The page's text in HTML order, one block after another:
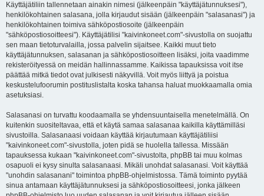
Käyttäjätiliin tallennetaan ainakin nimesi (jälkeenpäin "käyttäjätunnuksesi"),
henkilökohtainen salasana, jolla kirjaudut sisään (jälkeenpäin "salasanasi") ja
henkilökohtainen toimiva sähköpostiosoite (jälkeenpäin
"sähköpostiosoitteesi"). Käyttäjätilisi "kaivinkoneet.com"-sivustolla on suojattu
sen maan tietoturvalailla, jossa palvelin sijaitsee. Kaikki muut tieto
käyttäjätunnuksen, salasanan ja sähköpostiosoitteen lisäksi, joita vaadimme
rekisteröityessä on meidän hallinnassamme. Kaikissa tapauksissa voit itse
päättää mitkä tiedot ovat julkisesti näkyvillä. Voit myös liittyä ja poistua
keskustelufoorumin postituslistalta koska tahansa haluat muokkaamalla omia
asetuksiasi.
Salasanasi on turvattu koodaamalla se yhdensuuntaisella menetelmällä. On
kuitenkin suositeltavaa, että et käytä samaa salasanaa kaikilla käyttämilläsi
sivustoilla. Salasanaasi voidaan käyttää kirjautumaan käyttäjätiliisi
"kaivinkoneet.com"-sivustolla, joten pidä se huolella tallessa. Missään
tapauksessa kukaan "kaivinkoneet.com"-sivustolta, phpBB tai muu kolmas
osapuoli ei kysy sinulta salasanaasi. Mikäli unohdat salasanasi. Voit käyttää
"unohdin salasanani" toimintoa phpBB-ohjelmistossa. Tämä toiminto pyytää
sinua antamaan käyttäjätunnuksesi ja sähköpostiosoitteesi, jonka jälkeen